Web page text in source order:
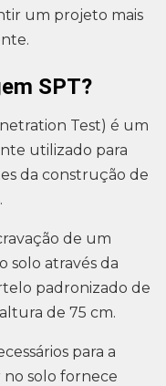
um projeto mais
SPT?
Test) é um
utilizado para
da construção de
de um
solo através da
padronizado de
de 75 cm.
para a
solo fornece